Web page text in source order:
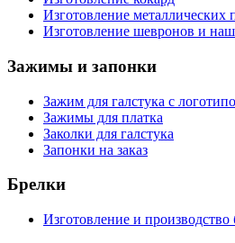
Изготовление металлических
Изготовление шевронов и
Зажимы и запонки
Зажим для галстука с
Зажимы для платка
Заколки для галстука
Запонки на заказ
Брелки
Изготовление и производство